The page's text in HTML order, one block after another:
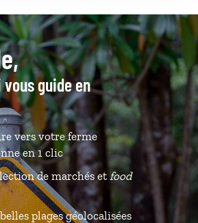
guide en
vers votre ferme
en 1 clic
de marchés et food
plages géolocalisées